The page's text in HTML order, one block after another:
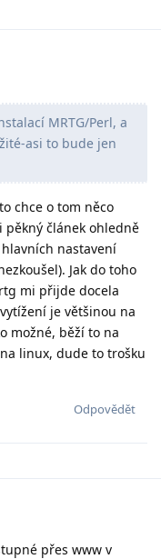
MRTG/Perl, a
asi to bude jen
chce o tom něco
pěkný článek ohledně
nastavení
Jak do toho
mi přijde docela
je většinou na
možné, běží to na
linux, dude to trošku
Odpovědět
přes www v